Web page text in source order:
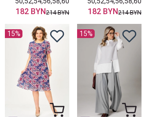
182 BYN214 BYN 182 BYN214 BYN
15% 15%